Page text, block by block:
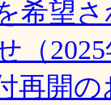
希望
（
再開の